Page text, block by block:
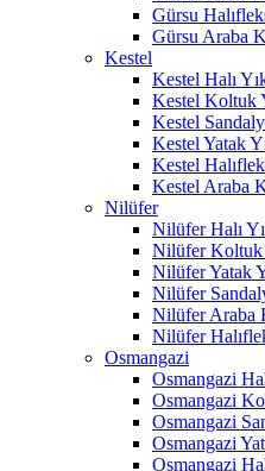
Hacklink panel
Gürsu
Gürsu Araba
Kestel
Kestel Halı
Kestel Koltuk
Kestel
Kestel Yatak
Kestel
Kestel Araba
Nilüfer
Nilüfer Halı
Nilüfer Koltuk
Nilüfer Yatak
Nilüfer
Nilüfer Araba
Nilüfer
Osmangazi
Osmangazi
Osmangazi
Osmangazi
Osmangazi
Osmangazi